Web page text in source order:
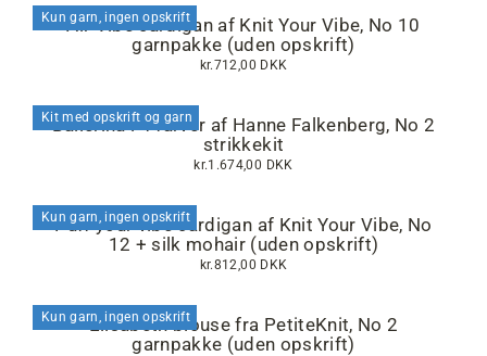
Kun garn, ingen opskrift
Air Vibe cardigan af Knit Your Vibe, No 10
garnpakke (uden opskrift)
kr.712,00 DKK
Kit med opskrift og garn
Ballerina i 4 farver af Hanne Falkenberg, No 2
strikkekit
kr.1.674,00 DKK
Kun garn, ingen opskrift
Puff your vibe cardigan af Knit Your Vibe, No
12 + silk mohair (uden opskrift)
kr.812,00 DKK
Kun garn, ingen opskrift
Elisabeth blouse fra PetiteKnit, No 2
garnpakke (uden opskrift)